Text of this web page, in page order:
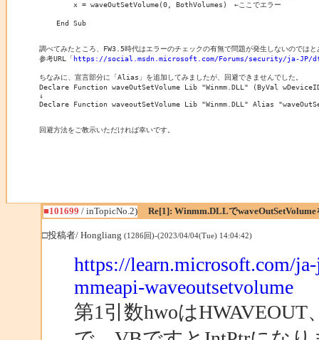
        x = waveOutSetVolume(0, BothVolumes)　←ここでエラー
    End Sub
調べてみたところ、FW3.5時代はエラーのチェックの有無で問題が発生しないのでは
参考URL「https://social.msdn.microsoft.com/Forums/security/ja-JP/
ちなみに、宣言部分に「Alias」を追加してみましたが、回避できませんでした。
Declare Function waveOutSetVolume Lib "Winmm.DLL" (ByVal
↓
Declare Function waveoutSetVolume Lib "Winmm.DLL" Alias
回避方法をご教示いただければ幸いです。
■101699 / inTopicNo.2) Re[1]: Winmm.DLLでwaveOutSetVolume
□投稿者/ Hongliang (1286回)-(2023/04/04(Tue) 14:04:42)
https://learn.microsoft.com/
mmeapi-waveoutsetvolume
第1引数hwoは